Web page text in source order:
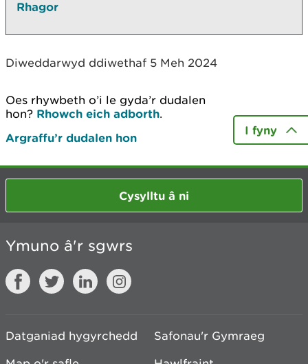
Rhagor
Diweddarwyd ddiwethaf 5 Meh 2024
Oes rhywbeth o’i le gyda’r dudalen
hon? Rhowch eich adborth.
Argraffu’r dudalen hon
I fyny
Cysylltu â ni
Ymuno â'r sgwrs
Datganiad hygyrchedd
Safonau'r Gymraeg